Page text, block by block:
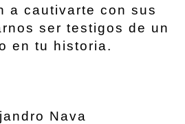
a cautivarte con sus
ser testigos de un
en tu historia.
Nava